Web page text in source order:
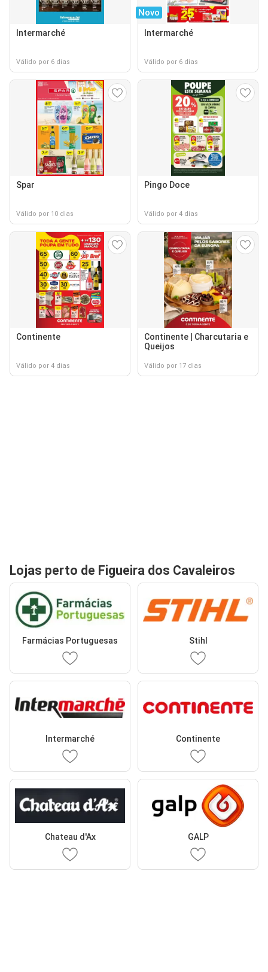
Intermarché
Válido por 6 dias
Novo
Intermarché
Válido por 6 dias
Spar
Válido por 10 dias
Pingo Doce
Válido por 4 dias
Continente
Válido por 4 dias
Continente | Charcutaria e
Queijos
Válido por 17 dias
Lojas perto de Figueira dos Cavaleiros
Farmácias Portuguesas Stihl
Intermarché Continente
Chateau d'Ax GALP